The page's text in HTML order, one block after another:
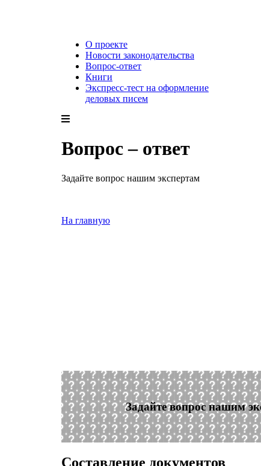
О проекте
Новости законодательства
Вопрос-ответ
Книги
Экспресс-тест на оформление
деловых писем
Вопрос – ответ
Задайте вопрос нашим экспертам
На главную
Задайте вопрос нашим
Составление документов